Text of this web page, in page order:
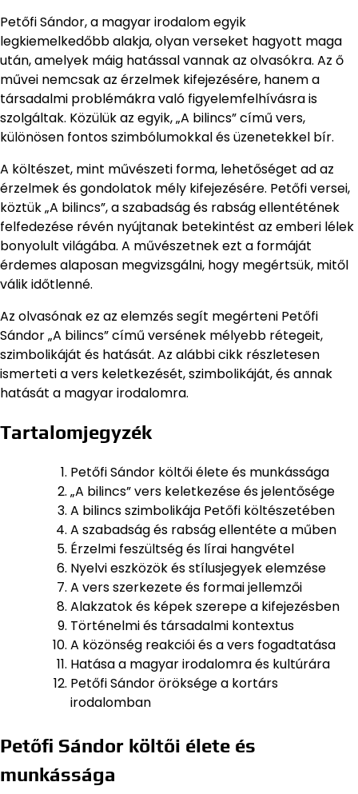
Petőfi Sándor, a magyar irodalom egyik
legkiemelkedőbb alakja, olyan verseket hagyott maga
után, amelyek máig hatással vannak az olvasókra. Az ő
művei nemcsak az érzelmek kifejezésére, hanem a
társadalmi problémákra való figyelemfelhívásra is
szolgáltak. Közülük az egyik, „A bilincs” című vers,
különösen fontos szimbólumokkal és üzenetekkel bír.
A költészet, mint művészeti forma, lehetőséget ad az
érzelmek és gondolatok mély kifejezésére. Petőfi versei,
köztük „A bilincs”, a szabadság és rabság ellentétének
felfedezése révén nyújtanak betekintést az emberi lélek
bonyolult világába. A művészetnek ezt a formáját
érdemes alaposan megvizsgálni, hogy megértsük, mitől
válik időtlenné.
Az olvasónak ez az elemzés segít megérteni Petőfi
Sándor „A bilincs” című versének mélyebb rétegeit,
szimbolikáját és hatását. Az alábbi cikk részletesen
ismerteti a vers keletkezését, szimbolikáját, és annak
hatását a magyar irodalomra.
Tartalomjegyzék
Petőfi Sándor költői élete és munkássága
„A bilincs” vers keletkezése és jelentősége
A bilincs szimbolikája Petőfi költészetében
A szabadság és rabság ellentéte a műben
Érzelmi feszültség és lírai hangvétel
Nyelvi eszközök és stílusjegyek elemzése
A vers szerkezete és formai jellemzői
Alakzatok és képek szerepe a kifejezésben
Történelmi és társadalmi kontextus
A közönség reakciói és a vers fogadtatása
Hatása a magyar irodalomra és kultúrára
Petőfi Sándor öröksége a kortárs
irodalomban
Petőfi Sándor költői élete és
munkássága